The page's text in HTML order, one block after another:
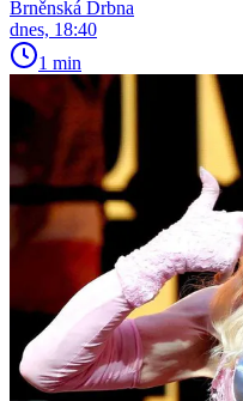
Brněnská Drbna
dnes, 18:40
1 min